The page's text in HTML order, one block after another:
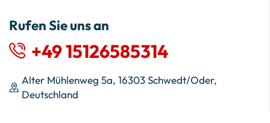
Rufen Sie uns an
+49 15126585314
Alter Mühlenweg 5a, 16303 Schwedt/Oder,
Deutschland